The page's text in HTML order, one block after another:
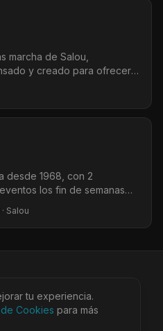
marcha de Salou,
y creado para ofrecer a
y comodidad.
desde 1968, con 2
los fin de semanas
No tenemos muchos datos
· Salou
TiendaMás
CookiesTérminos
tu experiencia.
Cookies para más